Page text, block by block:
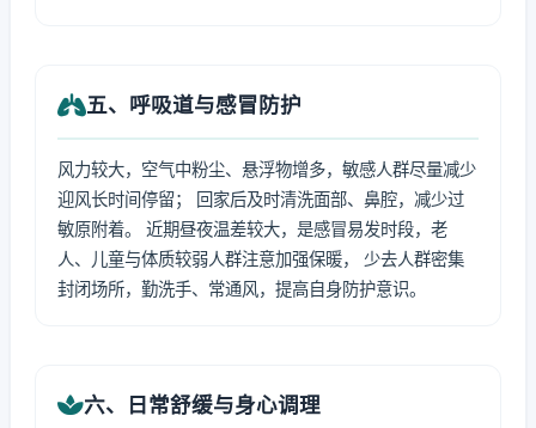
五、呼吸道与感冒防护
风力较大，空气中粉尘、悬浮物增多，敏感人群尽量减少
迎风长时间停留； 回家后及时清洗面部、鼻腔，减少过
敏原附着。 近期昼夜温差较大，是感冒易发时段，老
人、儿童与体质较弱人群注意加强保暖， 少去人群密集
封闭场所，勤洗手、常通风，提高自身防护意识。
六、日常舒缓与身心调理